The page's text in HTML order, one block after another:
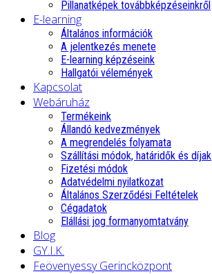
Pillanatképek továbbképzéseinkről
E-learning
Általános információk
A jelentkezés menete
E-learning képzéseink
Hallgatói vélemények
Kapcsolat
Webáruház
Termékeink
Állandó kedvezmények
A megrendelés folyamata
Szállítási módok, határidők és díjak
Fizetési módok
Adatvédelmi nyilatkozat
Általános Szerződési Feltételek
Cégadatok
Elállási jog formanyomtatvány
Blog
GY.I.K.
Feövenyessy Gerincközpont